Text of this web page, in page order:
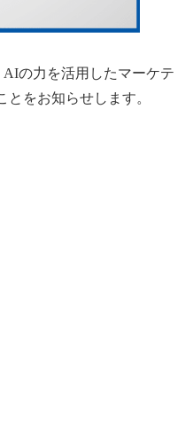
の力を活用したマーケテ
をお知らせします。